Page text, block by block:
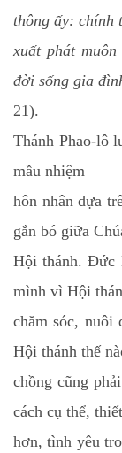
thông ấy: chính
xuất phát
đời sống gia
21).
Thánh Phao-lô
mầu nhiệm
hôn nhân dựa
gắn bó giữa
Hội thánh. Đức
mình vì Hội
chăm sóc, nuôi
Hội thánh thế
chồng cũng
cách cụ thể,
hơn, tình yêu